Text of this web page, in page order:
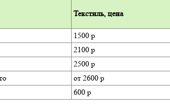
Текстиль, цена
1500 р
2100 р
2500 р
от 2600 р
600 р